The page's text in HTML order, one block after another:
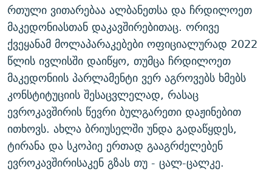
რთული ვითარებაა ალბანეთსა და ჩრდილოეთ
მაკედონიასთან დაკავშირებითაც. ორივე
ქვეყანამ მოლაპარაკებები ოფიციალურად 2022
წლის ივლისში დაიწყო, თუმცა ჩრდილოეთ
მაკედონიის პარლამენტი ვერ აგროვებს ხმებს
კონსტიტუციის შესაცვლელად, რასაც
ევროკავშირის წევრი ბულგარეთი დაჟინებით
ითხოვს. ახლა ბრიუსელში უნდა გადაწყდეს,
ტირანა და სკოპიე ერთად გააგრძელებენ
ევროკავშირისაკენ გზას თუ - ცალ-ცალკე.